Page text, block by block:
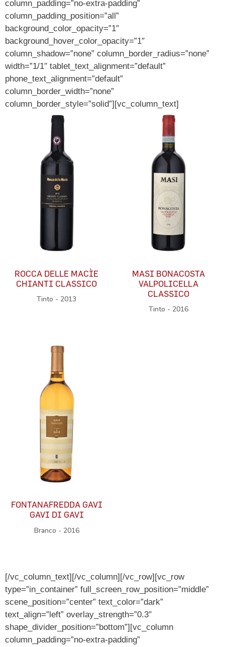
column_padding=”no-extra-padding”
column_padding_position=”all”
background_color_opacity=”1″
background_hover_color_opacity=”1″
column_shadow=”none” column_border_radius=”none”
width=”1/1″ tablet_text_alignment=”default”
phone_text_alignment=”default”
column_border_width=”none”
column_border_style=”solid”][vc_column_text]
ROCCA DELLE MACÌE
CHIANTI CLASSICO
Tinto - 2013
MASI BONACOSTA
VALPOLICELLA
CLASSICO
Tinto - 2016
FONTANAFREDDA GAVI
GAVI DI GAVI
Branco - 2016
[/vc_column_text][/vc_column][/vc_row][vc_row
type=”in_container” full_screen_row_position=”middle”
scene_position=”center” text_color=”dark”
text_align=”left” overlay_strength=”0.3″
shape_divider_position=”bottom”][vc_column
column_padding=”no-extra-padding”